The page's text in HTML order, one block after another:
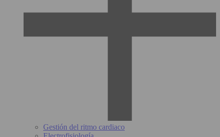
Gestión del ritmo cardiaco